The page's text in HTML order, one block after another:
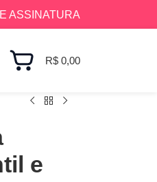
ASSINATURA
R$ 0,00
e